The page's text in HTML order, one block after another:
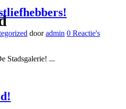
dooradmin 0 Reactie's
Stadsgalerie! ...